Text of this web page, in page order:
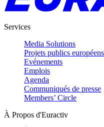
Services
Media Solutions
Projets publics européens
Evénements
Emplois
Agenda
Communiqués de presse
Members’ Circle
À Propos d'Euractiv